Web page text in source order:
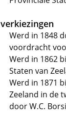
verkiezingen
Werd in 1848
voordracht
Werd in 1862
Staten van
Werd in 1871
Zeeland in de
door W.C.